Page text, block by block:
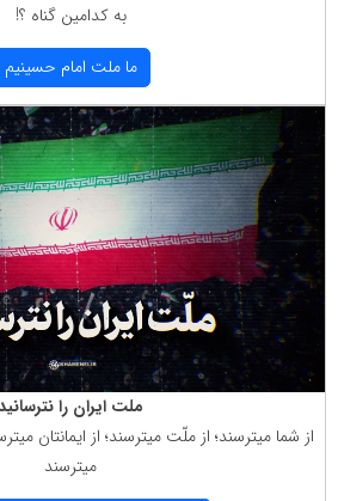
به كدامین گناه ؟!
ما ملت امام حسینیم
ملت ایران را
از شما میترسند؛ از ملّت میترسند؛ از ایمانتان
میترسند